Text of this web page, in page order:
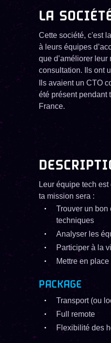
LA
Cette société, c'est
à leurs équipes
que d’améliorer
consultation. Ils ont
Ils avaient un CTO
été présent pendant
France.
Leur équipe tech
ta mission sera :
Trouver un bon
techniques
Analyser les
Participer à la
Mettre en
PACKAGE
Transport (ou
Full remote
Flexibilité des